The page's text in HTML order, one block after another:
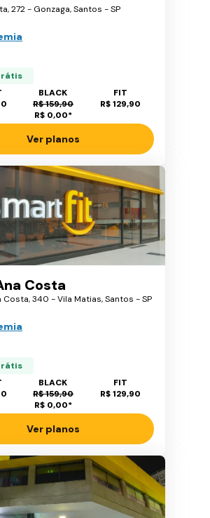
272 - Gonzaga, Santos - SP
BLACK
R$ 159,90
R$ 0,00*
FIT
R$ 129,90
Ver planos
Costa
Costa, 340 - Vila Matias, Santos - SP
BLACK
R$ 159,90
R$ 0,00*
FIT
R$ 129,90
Ver planos